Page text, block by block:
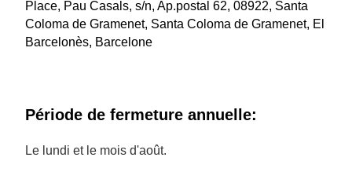
Place, Pau Casals, s/n, Ap.postal 62, 08922, Santa
Coloma de Gramenet, Santa Coloma de Gramenet, El
Barcelonès, Barcelone
Période de fermeture annuelle:
Le lundi et le mois d'août.